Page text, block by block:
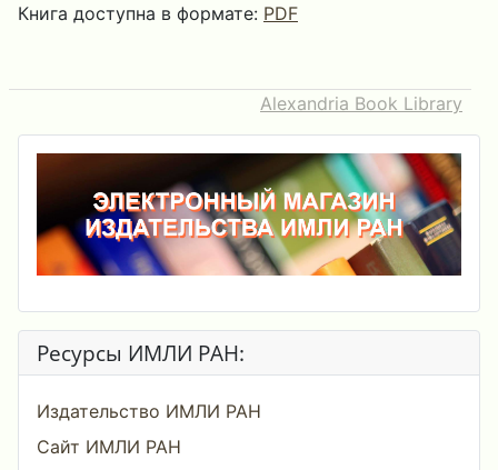
Книга доступна в формате: PDF
Alexandria Book Library
Ресурсы ИМЛИ РАН:
Издательство ИМЛИ РАН
Сайт ИМЛИ РАН